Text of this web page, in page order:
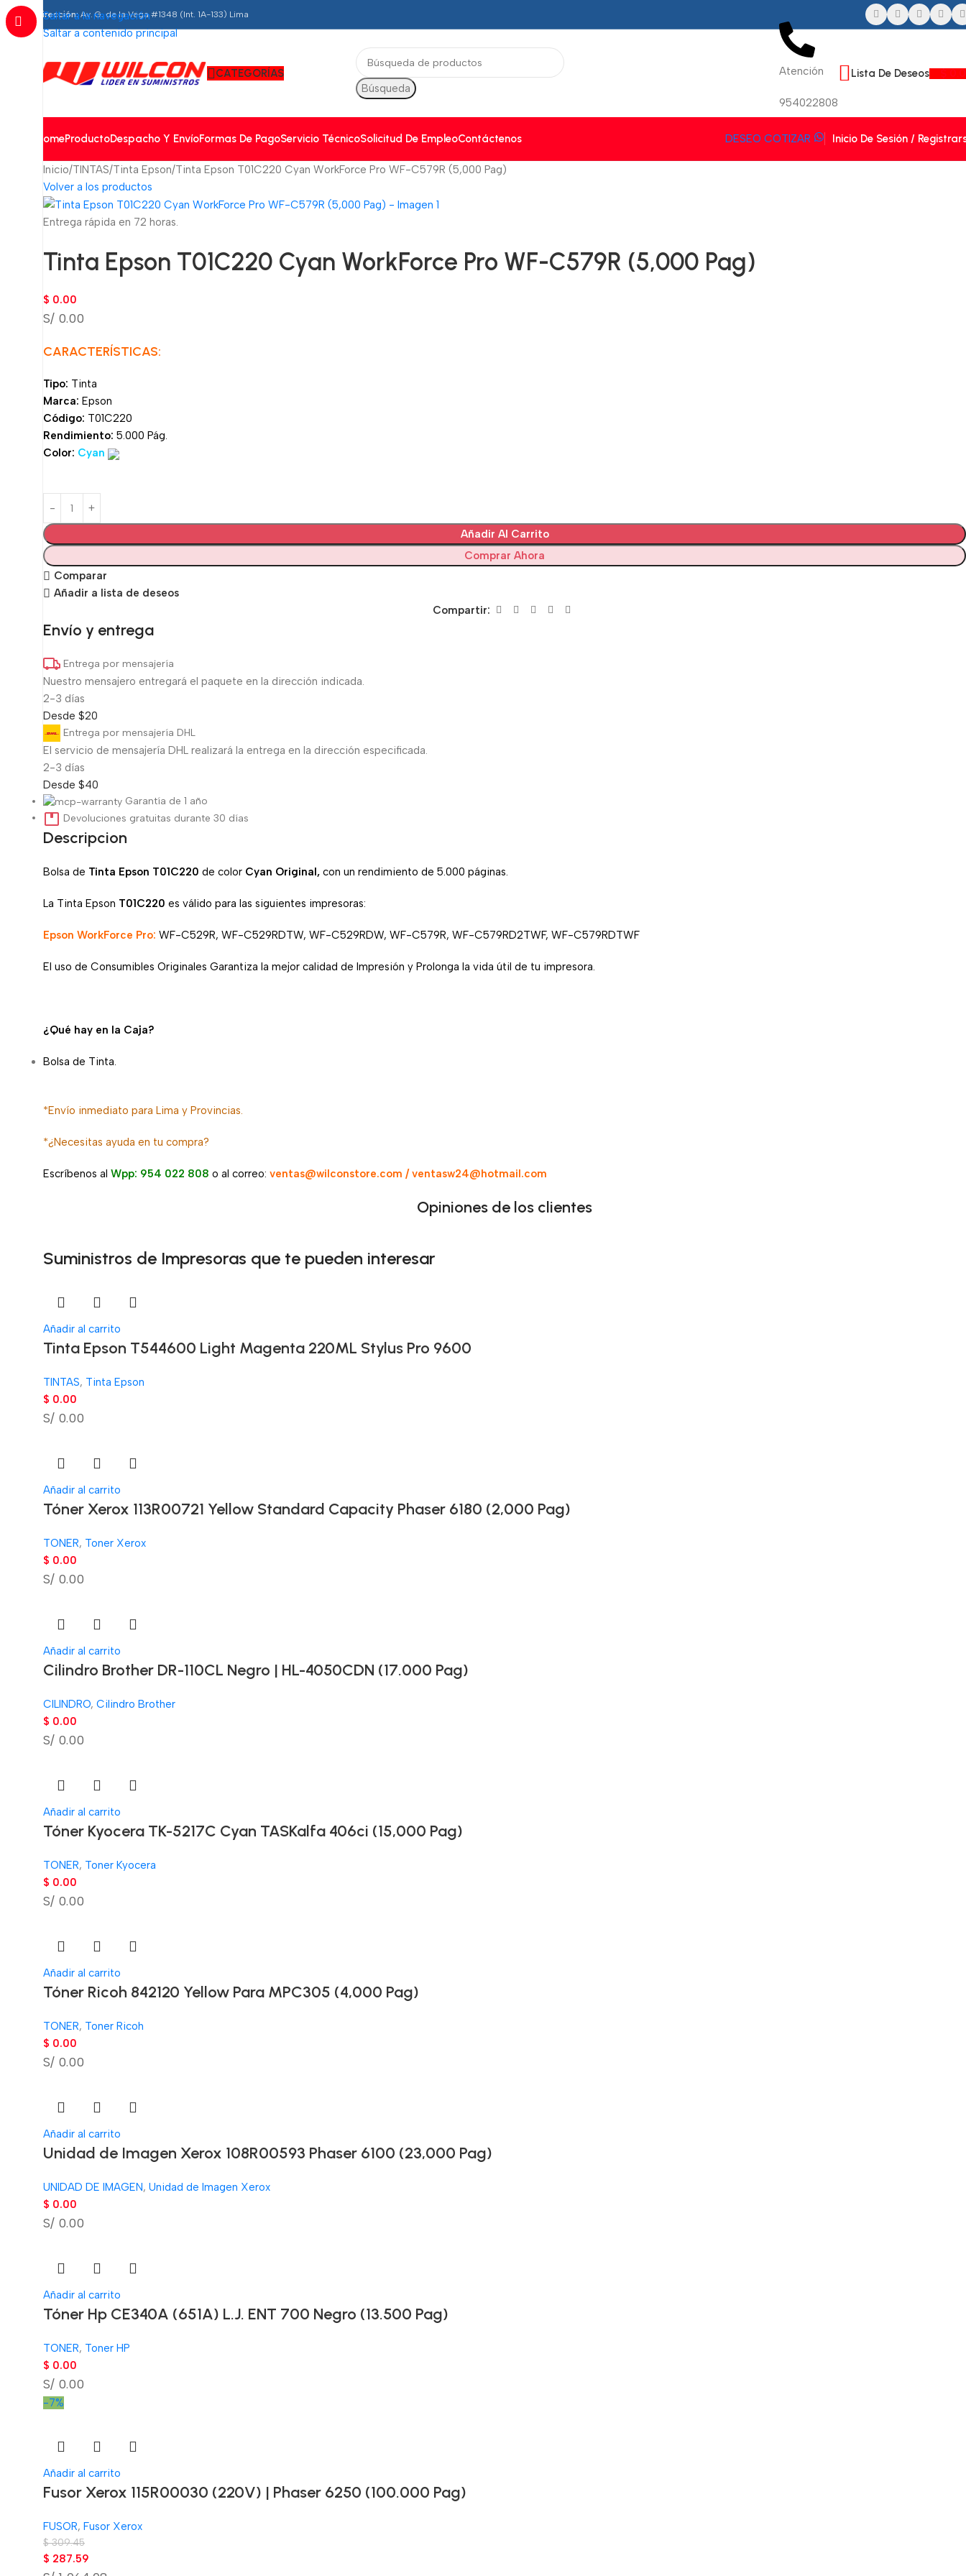
Saltar a la navegación
Saltar a contenido principal
Dirección:Av. G. de la Vega #1348 (Int. 1A-133) Lima
CATEGORÍAS
Búsqueda
Atención
954022808
Lista De Deseos $
HomeProductoDespacho Y EnvíoFormas De PagoServicio TécnicoSolicitud De EmpleoContáctenos DESEO COTIZAR Inicio De Sesión /
Inicio TINTAS Tinta Epson Tinta Epson T01C220 Cyan WorkForce Pro WF-C579R (5,000 Pag)
Volver a los productos
Entrega rápida en 72 horas.
Tinta Epson T01C220 Cyan WorkForce Pro WF-C579R (5,000 Pag)
$ 0.00
S/ 0.00
CARACTERÍSTICAS:
Tipo: Tinta
Marca: Epson
Código: T01C220
Rendimiento: 5.000 Pág.
Color: Cyan
Añadir Al Carrito
Comprar Ahora
Comparar
Añadir a lista de deseos
Compartir:
Envío y entrega
Entrega por mensajería
Nuestro mensajero entregará el paquete en la dirección indicada.
2-3 días
Desde $20
Entrega por mensajería DHL
El servicio de mensajería DHL realizará la entrega en la dirección especificada.
2-3 días
Desde $40
Garantía de 1 año
Devoluciones gratuitas durante 30 días
Descripcion
Bolsa de Tinta Epson T01C220 de color Cyan Original, con un rendimiento de 5.000 páginas.
La Tinta Epson T01C220 es válido para las siguientes impresoras:
Epson WorkForce Pro: WF-C529R, WF-C529RDTW, WF-C529RDW, WF-C579R, WF-C579RD2TWF, WF-C579RDTWF
El uso de Consumibles Originales Garantiza la mejor calidad de Impresión y Prolonga la vida útil de tu impresora.
¿Qué hay en la Caja?
Bolsa de Tinta.
*Envío inmediato para Lima y Provincias.
*¿Necesitas ayuda en tu compra?
Escríbenos al Wpp: 954 022 808 o al correo: ventas@wilconstore.com / ventasw24@hotmail.com
Opiniones de los clientes
Suministros de Impresoras que te pueden interesar
Añadir al carrito
Tinta Epson T544600 Light Magenta 220ML Stylus Pro 9600
TINTAS, Tinta Epson
$ 0.00
S/ 0.00
Añadir al carrito
Tóner Xerox 113R00721 Yellow Standard Capacity Phaser 6180 (2,000 Pag)
TONER, Toner Xerox
$ 0.00
S/ 0.00
Añadir al carrito
Cilindro Brother DR-110CL Negro | HL-4050CDN (17.000 Pag)
CILINDRO, Cilindro Brother
$ 0.00
S/ 0.00
Añadir al carrito
Tóner Kyocera TK-5217C Cyan TASKalfa 406ci (15,000 Pag)
TONER, Toner Kyocera
$ 0.00
S/ 0.00
Añadir al carrito
Tóner Ricoh 842120 Yellow Para MPC305 (4,000 Pag)
TONER, Toner Ricoh
$ 0.00
S/ 0.00
Añadir al carrito
Unidad de Imagen Xerox 108R00593 Phaser 6100 (23,000 Pag)
UNIDAD DE IMAGEN, Unidad de Imagen Xerox
$ 0.00
S/ 0.00
Añadir al carrito
Tóner Hp CE340A (651A) L.J. ENT 700 Negro (13.500 Pag)
TONER, Toner HP
$ 0.00
S/ 0.00
-7%
Añadir al carrito
Fusor Xerox 115R00030 (220V) | Phaser 6250 (100.000 Pag)
FUSOR, Fusor Xerox
$309.45
$ 287.59